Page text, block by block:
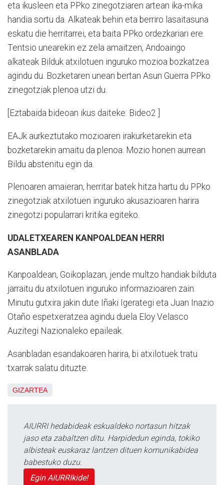
eta ikusleen eta PPko zinegotziaren artean ika-mika
handia sortu da. Alkateak behin eta berriro lasaitasuna
eskatu die herritarrei, eta baita PPko ordezkariari ere.
Tentsio unearekin ez zela amaitzen, Andoaingo
alkateak Bilduk atxilotuen inguruko mozioa bozkatzea
agindu du. Bozketaren unean bertan Asun Guerra PPko
zinegotziak plenoa utzi du.
[Eztabaida bideoan ikus daiteke: Bideo2 ]
EAJk aurkeztutako mozioaren irakurketarekin eta
bozketarekin amaitu da plenoa. Mozio honen aurrean
Bildu abstenitu egin da.
Plenoaren amaieran, herritar batek hitza hartu du PPko
zinegotziak atxilotuen inguruko akusazioaren harira
zinegotzi popularrari kritika egiteko.
UDALETXEAREN KANPOALDEAN HERRI
ASANBLADA
Kanpoaldean, Goikoplazan, jende multzo handiak bilduta
jarraitu du atxilotuen inguruko informazioaren zain.
Minutu gutxira jakin dute Iñaki Igerategi eta Juan Inazio
Otaño espetxeratzea agindu duela Eloy Velasco
Auzitegi Nazionaleko epaileak.
Asanbladan esandakoaren harira, bi atxilotuek tratu
txarrak salatu dituzte.
GIZARTEA
AIURRI hedabideak eskualdeko nortasun hitzak
jaso eta zabaltzen ditu. Harpidedun eginda, tokiko
albisteak euskaraz lantzen dituen komunikabidea
babestuko duzu.
Egin AIURRIkide!